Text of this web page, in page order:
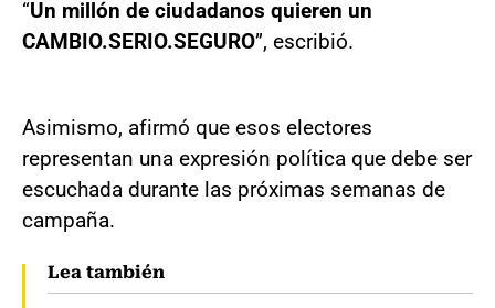
“Un millón de ciudadanos quieren un
CAMBIO.SERIO.SEGURO”, escribió.
Asimismo, afirmó que esos electores
representan una expresión política que debe ser
escuchada durante las próximas semanas de
campaña.
Lea también